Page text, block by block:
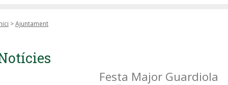
>Ajuntament
Festa Major Guardiola